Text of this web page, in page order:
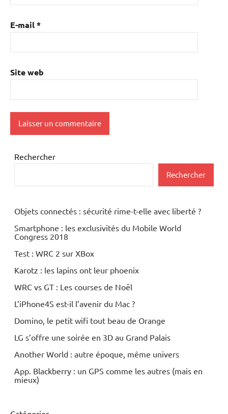
E-mail*
Site web
Rechercher
Rechercher
Objets connectés : sécurité rime-t-elle avec liberté ?
Smartphone : les exclusivités du Mobile World
Congress 2018
Test : WRC 2 sur XBox
Karotz : les lapins ont leur phoenix
WRC vs GT : Les courses de Noël
L’iPhone4S est-il l’avenir du Mac ?
Domino, le petit wifi tout beau de Orange
LG s’offre une soirée en 3D au Grand Palais
Another World : autre époque, même univers
App. Blackberry : un GPS comme les autres (mais en
mieux)